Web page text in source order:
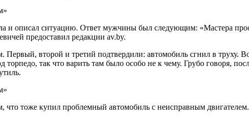
и описал ситуацию. Ответ мужчины был следующим: «Мастера
предоставил редакции av.by.
второй и третий подтвердили: автомобиль сгнил в труху.
так что варить там было особо не к чему. Грубо говоря,
что тоже купил проблемный автомобиль с неисправным